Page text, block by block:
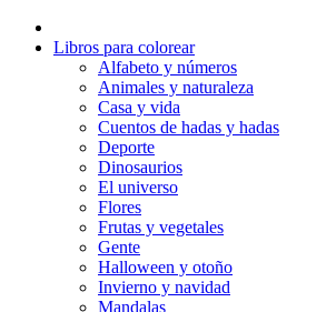
Libros para colorear
Alfabeto y números
Animales y naturaleza
Casa y vida
Cuentos de hadas y hadas
Deporte
Dinosaurios
El universo
Flores
Frutas y vegetales
Gente
Halloween y otoño
Invierno y navidad
Mandalas